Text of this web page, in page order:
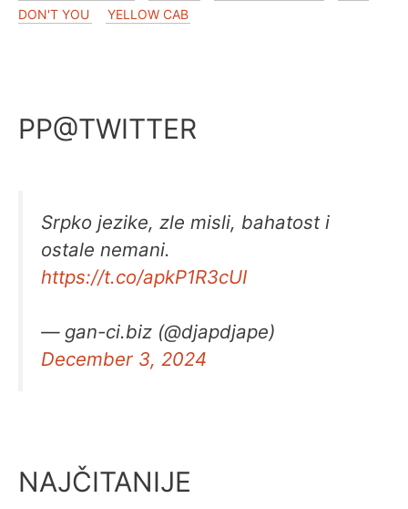
DON'T YOU
YELLOW CAB
PP@TWITTER
Srpko jezike, zle misli, bahatost i
ostale nemani.
https://t.co/apkP1R3cUI
— gan-ci.biz (@djapdjape)
December 3, 2024
NAJČITANIJE